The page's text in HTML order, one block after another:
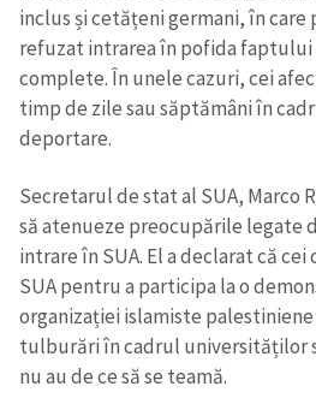
inclus și cetățeni germani, în care
refuzat intrarea în pofida faptului
complete. În unele cazuri, cei
timp de zile sau săptămâni în
deportare.
Secretarul de stat al SUA, Marco
să atenueze preocupările legate
intrare în SUA. El a declarat că
SUA pentru a participa la o
organizației islamiste
tulburări în cadrul universităților
nu au de ce să se teamă.